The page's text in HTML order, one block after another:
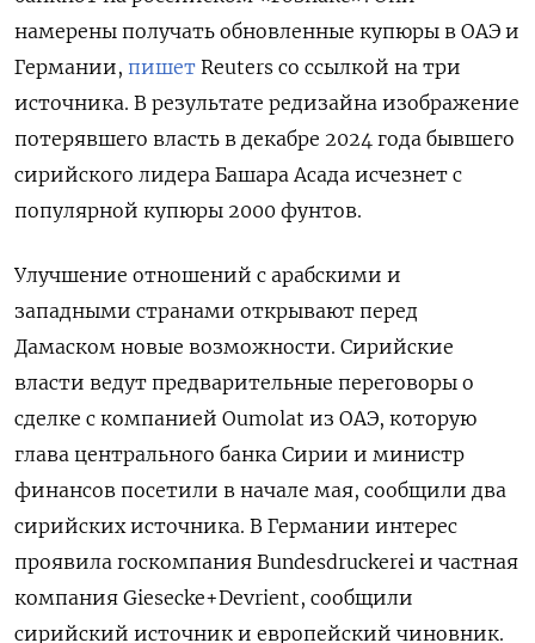
намерены получать обновленные купюры в ОАЭ и
Германии, пишет Reuters со ссылкой на три
источника. В результате редизайна изображение
потерявшего власть в декабре 2024 года бывшего
сирийского лидера Башара Асада исчезнет с
популярной купюры 2000 фунтов.
Улучшение отношений с арабскими и
западными странами открывают перед
Дамаском новые возможности. Сирийские
власти ведут предварительные переговоры о
сделке с компанией Oumolat из ОАЭ, которую
глава центрального банка Сирии и министр
финансов посетили в начале мая, сообщили два
сирийских источника. В Германии интерес
проявила госкомпания Bundesdruckerei и частная
компания Giesecke+Devrient, сообщили
сирийский источник и европейский чиновник.